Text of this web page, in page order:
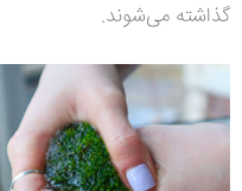
گذاشته می‌شوند.